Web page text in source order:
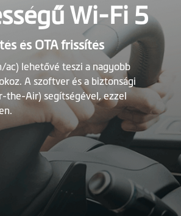
Wi-Fi 5
és OTA frissítés
lehetővé teszi a nagyobb
A szoftver és a biztonsági
the-Air) segítségével, ezzel